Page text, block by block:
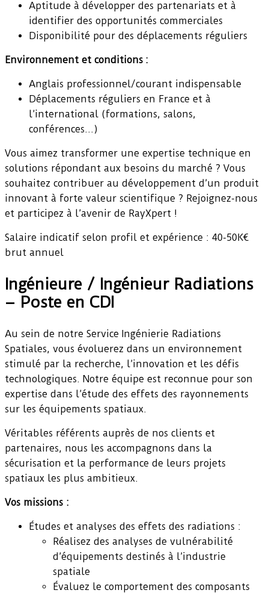
Aptitude à développer des partenariats et à
identifier des opportunités commerciales
Disponibilité pour des déplacements réguliers
Environnement et conditions :
Anglais professionnel/courant indispensable
Déplacements réguliers en France et à
l’international (formations, salons,
conférences…)
Vous aimez transformer une expertise technique en
solutions répondant aux besoins du marché ? Vous
souhaitez contribuer au développement d’un produit
innovant à forte valeur scientifique ? Rejoignez-nous
et participez à l’avenir de RayXpert !
Salaire indicatif selon profil et expérience : 40-50K€
brut annuel
Ingénieure / Ingénieur Radiations
– Poste en CDI
Au sein de notre Service Ingénierie Radiations
Spatiales, vous évoluerez dans un environnement
stimulé par la recherche, l’innovation et les défis
technologiques. Notre équipe est reconnue pour son
expertise dans l’étude des effets des rayonnements
sur les équipements spatiaux.
Véritables référents auprès de nos clients et
partenaires, nous les accompagnons dans la
sécurisation et la performance de leurs projets
spatiaux les plus ambitieux.
Vos missions :
Études et analyses des effets des radiations :
Réalisez des analyses de vulnérabilité
d’équipements destinés à l’industrie
spatiale
Évaluez le comportement des composants